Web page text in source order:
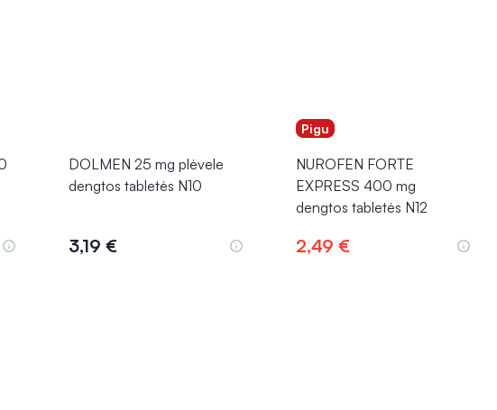
DOLMEN 25 mg plėvele
dengtos tabletės N10
3,19 €
Pigu
NUROFEN FORTE
EXPRESS 400 mg
dengtos tabletės N12
2,49 €